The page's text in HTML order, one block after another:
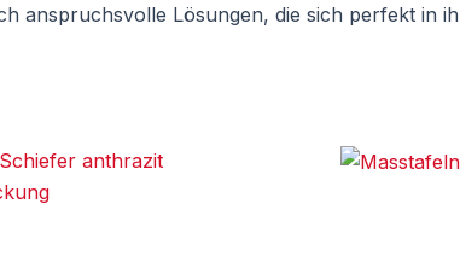
anspruchsvolle Lösungen, die sich perfekt in